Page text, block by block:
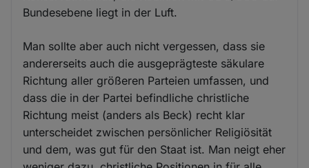
Bundesebene liegt in der Luft.
Man sollte aber auch nicht vergessen, dass sie
andererseits auch die ausgeprägteste säkulare
Richtung aller größeren Parteien umfassen, und
dass die in der Partei befindliche christliche
Richtung meist (anders als Beck) recht klar
unterscheidet zwischen persönlicher Religiösität
und dem, was gut für den Staat ist. Man neigt eher